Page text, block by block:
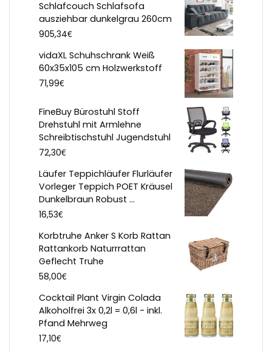
Schlafcouch Schlafsofa
ausziehbar dunkelgrau 260cm
905,34€
vidaXL Schuhschrank Weiß
60x35x105 cm Holzwerkstoff
71,99€
FineBuy Bürostuhl Stoff
Drehstuhl mit Armlehne
Schreibtischstuhl Jugendstuhl
72,30€
Läufer Teppichläufer Flurläufer
Vorleger Teppich POET Kräusel
Dunkelbraun Robust ...
16,53€
Korbtruhe Anker S Korb Rattan
Rattankorb Naturrrattan
Geflecht Truhe
58,00€
Cocktail Plant Virgin Colada
Alkoholfrei 3x 0,2l = 0,6l - inkl.
Pfand Mehrweg
17,10€